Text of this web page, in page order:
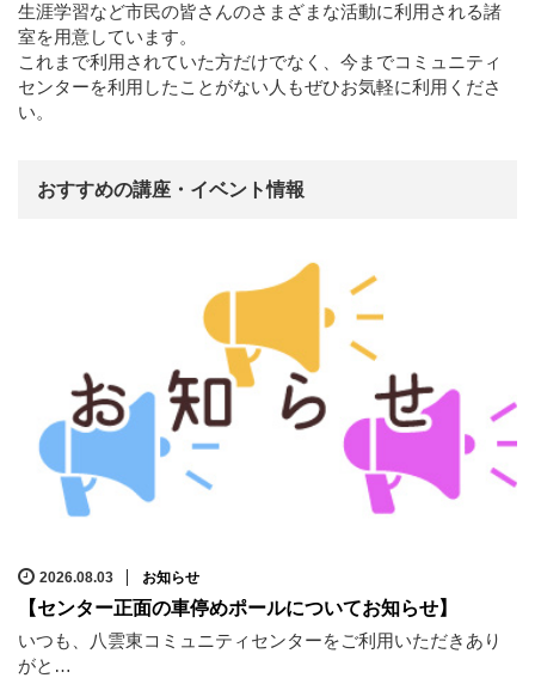
生涯学習など市民の皆さんのさまざまな活動に利用される諸
室を用意しています。
これまで利用されていた方だけでなく、今までコミュニティ
センターを利用したことがない人もぜひお気軽に利用くださ
い。
おすすめの講座・イベント情報
2026.08.03 お知らせ
【センター正面の車停めポールについてお知らせ】
いつも、八雲東コミュニティセンターをご利用いただきあり
がと…